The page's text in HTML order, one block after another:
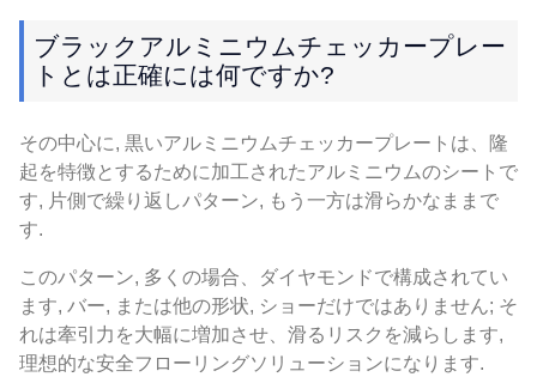
ブラックアルミニウムチェッカープレー
トとは正確には何ですか?
その中心に, 黒いアルミニウムチェッカープレートは、隆
起を特徴とするために加工されたアルミニウムのシートで
す, 片側で繰り返しパターン, もう一方は滑らかなままで
す.
このパターン, 多くの場合、ダイヤモンドで構成されてい
ます, バー, または他の形状, ショーだけではありません; そ
れは牽引力を大幅に増加させ、滑るリスクを減らします,
理想的な安全フローリングソリューションになります.